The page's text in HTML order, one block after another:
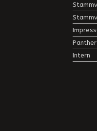
Intern